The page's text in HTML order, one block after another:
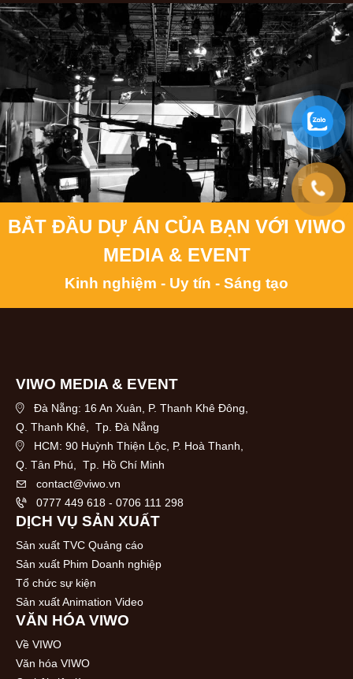
BẮT ĐẦU DỰ ÁN CỦA BẠN VỚI VIWO
MEDIA & EVENT
Kinh nghiệm - Uy tín - Sáng tạo
VIWO MEDIA & EVENT
Đà Nẵng: 16 An Xuân, P. Thanh Khê Đông,
Q. Thanh Khê,
Tp. Đà Nẵng
HCM: 90 Huỳnh Thiện Lộc, P. Hoà Thanh,
Q. Tân Phú,
Tp. Hồ Chí Minh
contact@viwo.vn
0777 449 618 - 0706 111 298
DỊCH VỤ SẢN XUẤT
Sản xuất TVC Quảng cáo
Sản xuất Phim Doanh nghiệp
Tổ chức sự kiện
Sản xuất Animation Video
VĂN HÓA VIWO
Về VIWO
Văn hóa VIWO